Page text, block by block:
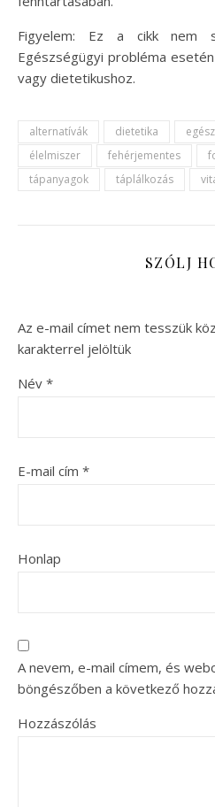
Figyelem: Ez a cikk nem
Egészségügyi probléma
vagy dietetikushoz.
alternatívák dietetika
élelmiszer
fehérjementes
tápanyagok
táplálkozás
SZÓLJ
Az e-mail címet nem tesszük
karakterrel jelöltük
Név *
E-mail cím *
Honlap
A nevem, e-mail címem, és
böngészőben a következő
Hozzászólás